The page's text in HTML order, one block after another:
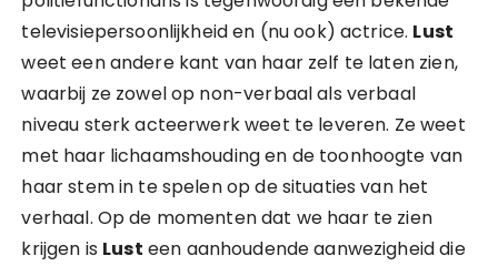
televisiepersoonlijkheid en (nu ook) actrice. Lust
weet een andere kant van haar zelf te laten zien,
waarbij ze zowel op non-verbaal als verbaal
niveau sterk acteerwerk weet te leveren. Ze weet
met haar lichaamshouding en de toonhoogte van
haar stem in te spelen op de situaties van het
verhaal. Op de momenten dat we haar te zien
krijgen is Lust een aanhoudende aanwezigheid die